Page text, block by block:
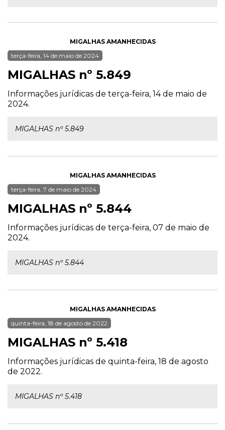
MIGALHAS AMANHECIDAS
terça-feira, 14 de maio de 2024
MIGALHAS nº 5.849
Informações jurídicas de terça-feira, 14 de maio de
2024.
MIGALHAS nº 5.849
MIGALHAS AMANHECIDAS
terça-feira, 7 de maio de 2024
MIGALHAS nº 5.844
Informações jurídicas de terça-feira, 07 de maio de
2024.
MIGALHAS nº 5.844
MIGALHAS AMANHECIDAS
quinta-feira, 18 de agosto de 2022
MIGALHAS nº 5.418
Informações jurídicas de quinta-feira, 18 de agosto
de 2022.
MIGALHAS nº 5.418